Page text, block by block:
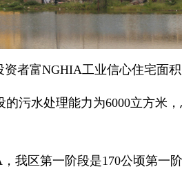
富NGHIA工业信心住宅面
水处理能力为6000立方米，
我区第一阶段是170公顷第一